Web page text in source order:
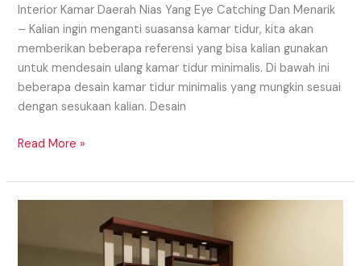
Interior Kamar Daerah Nias Yang Eye Catching Dan Menarik
– Kalian ingin menganti suasansa kamar tidur, kita akan
memberikan beberapa referensi yang bisa kalian gunakan
untuk mendesain ulang kamar tidur minimalis. Di bawah ini
beberapa desain kamar tidur minimalis yang mungkin sesuai
dengan sesukaan kalian. Desain
Read More »